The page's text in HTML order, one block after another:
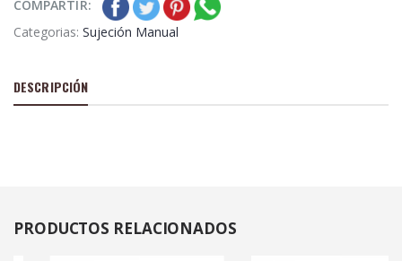
COMPARTIR:
Categorias: Sujeción Manual
DESCRIPCIÓN
PRODUCTOS RELACIONADOS